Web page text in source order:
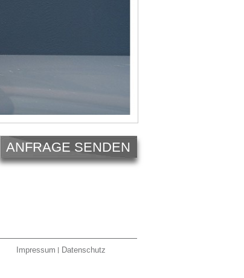
ANFRAGE SENDEN
Impressum Datenschutz